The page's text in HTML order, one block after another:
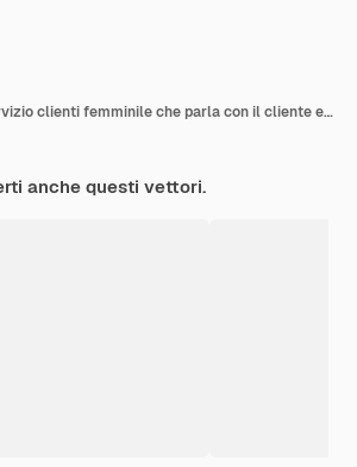
Agente del servizio clienti femminile che parla con il cliente e lo aiuta a risolvere i suoi problemi cliente online
anche questi vettori.